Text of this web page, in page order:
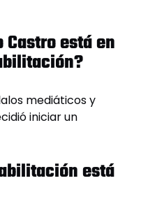
Castro está en
mediáticos y
iniciar un
está